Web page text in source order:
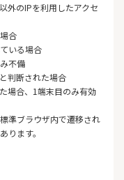
外のIPを利用したアクセ
合
いる場合
不備
判断された場合
場合、1端末目のみ有効
準ブラウザ内で遷移され
ります。